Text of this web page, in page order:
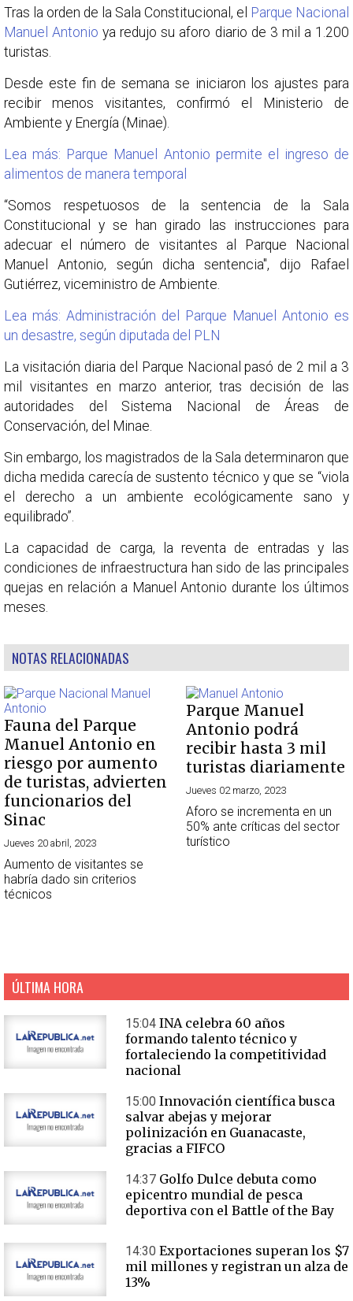
Tras la orden de la Sala Constitucional, el Parque Nacional
Manuel Antonio ya redujo su aforo diario de 3 mil a 1.200
turistas.
Desde este fin de semana se iniciaron los ajustes para
recibir menos visitantes, confirmó el Ministerio de
Ambiente y Energía (Minae).
Lea más: Parque Manuel Antonio permite el ingreso de
alimentos de manera temporal
“Somos respetuosos de la sentencia de la Sala
Constitucional y se han girado las instrucciones para
adecuar el número de visitantes al Parque Nacional
Manuel Antonio, según dicha sentencia", dijo Rafael
Gutiérrez, viceministro de Ambiente.
Lea más: Administración del Parque Manuel Antonio es
un desastre, según diputada del PLN
La visitación diaria del Parque Nacional pasó de 2 mil a 3
mil visitantes en marzo anterior, tras decisión de las
autoridades del Sistema Nacional de Áreas de
Conservación, del Minae.
Sin embargo, los magistrados de la Sala determinaron que
dicha medida carecía de sustento técnico y que se “viola
el derecho a un ambiente ecológicamente sano y
equilibrado”.
La capacidad de carga, la reventa de entradas y las
condiciones de infraestructura han sido de las principales
quejas en relación a Manuel Antonio durante los últimos
meses.
NOTAS RELACIONADAS
Fauna del Parque
Manuel Antonio en
riesgo por aumento
de turistas, advierten
funcionarios del
Sinac
Jueves 20 abril, 2023
Aumento de visitantes se
habría dado sin criterios
técnicos
Parque Manuel
Antonio podrá
recibir hasta 3 mil
turistas diariamente
Jueves 02 marzo, 2023
Aforo se incrementa en un
50% ante críticas del sector
turístico
ÚLTIMA HORA
15:04 INA celebra 60 años
formando talento técnico y
fortaleciendo la competitividad
nacional
15:00 Innovación científica busca
salvar abejas y mejorar
polinización en Guanacaste,
gracias a FIFCO
14:37 Golfo Dulce debuta como
epicentro mundial de pesca
deportiva con el Battle of the Bay
14:30 Exportaciones superan los $7
mil millones y registran un alza de
13%